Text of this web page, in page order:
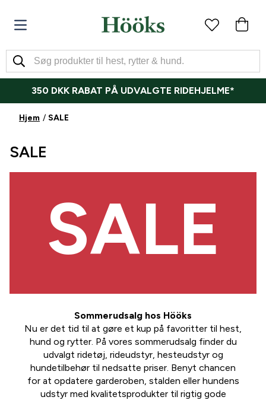
350 DKK RABAT PÅ UDVALGTE RIDEHJELME*
Hjem SALE
SALE
SALE
Sommerudsalg hos Hööks
Nu er det tid til at gøre et kup på favoritter til hest,
hund og rytter. På vores sommerudsalg finder du
udvalgt ridetøj, rideudstyr, hesteudstyr og
hundetilbehør til nedsatte priser. Benyt chancen
for at opdatere garderoben, stalden eller hundens
udstyr med kvalitetsprodukter til rigtig gode